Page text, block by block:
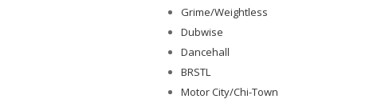
Grime/Weightless
Dubwise
Dancehall
BRSTL
Motor City/Chi-Town